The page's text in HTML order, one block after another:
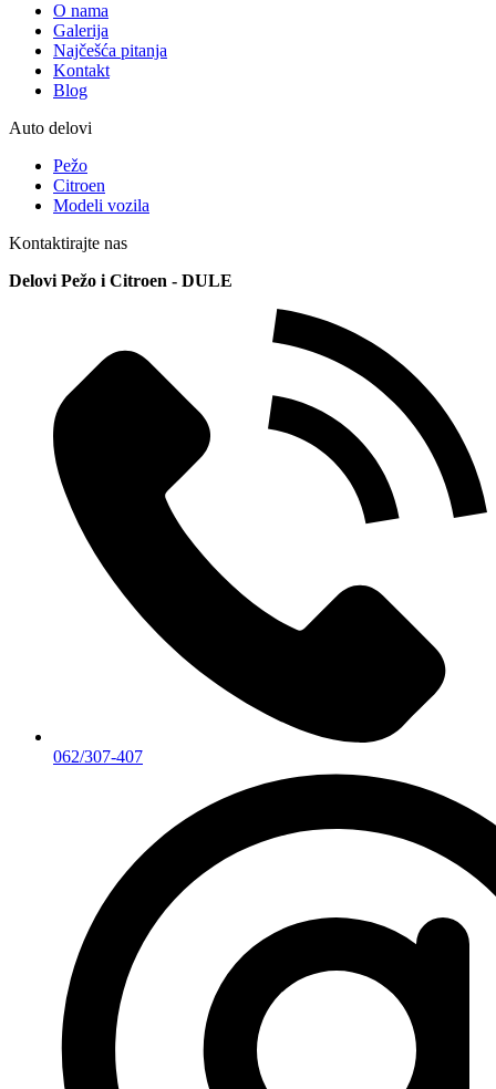
O nama
Galerija
Najčešća pitanja
Kontakt
Blog
Auto delovi
Pežo
Citroen
Modeli vozila
Kontaktirajte nas
Delovi Pežo i Citroen - DULE
062/307-407